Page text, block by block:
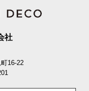
いたします。
身でご用意くだ
いいたします。
願いいたしま
ーカーや工務店
社
16-22